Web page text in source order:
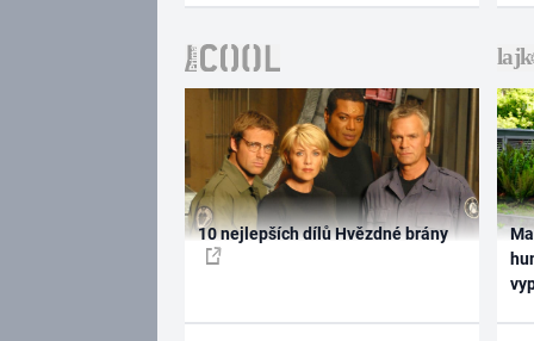
10 nejlepších dílů Hvězdné brány